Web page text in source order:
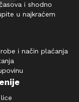
i shodno
u najkraćem
i način plaćanja